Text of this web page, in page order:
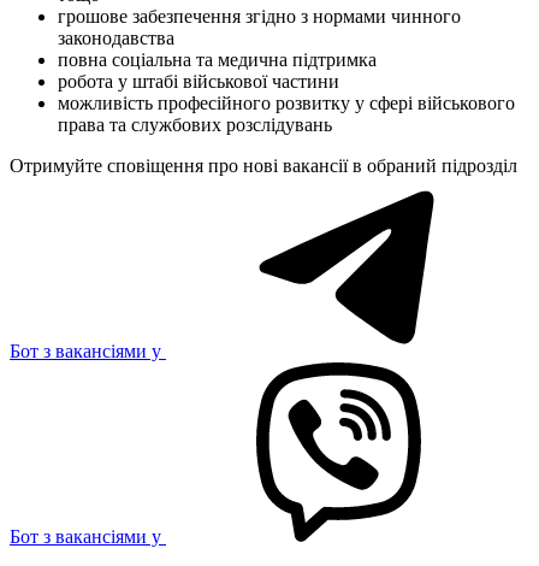
грошове забезпечення згідно з нормами чинного
законодавства
повна соціальна та медична підтримка
робота у штабі військової частини
можливість професійного розвитку у сфері військового
права та службових розслідувань
Отримуйте сповіщення про нові вакансії в обраний підрозділ
Бот з вакансіями у
Бот з вакансіями у